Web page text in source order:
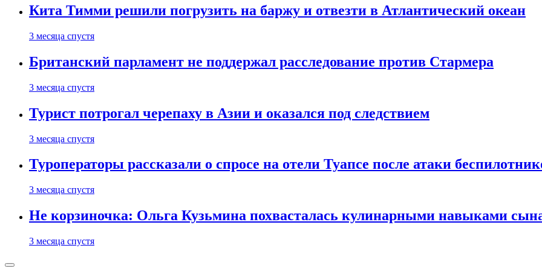
Кита Тимми решили погрузить на баржу и отвезти в Атлантический океан
3 месяца спустя
Британский парламент не поддержал расследование против Стармера
3 месяца спустя
Турист потрогал черепаху в Азии и оказался под следствием
3 месяца спустя
Туроператоры рассказали о спросе на отели Туапсе после атаки
3 месяца спустя
Не корзиночка: Ольга Кузьмина похвасталась кулинарными навыками
3 месяца спустя